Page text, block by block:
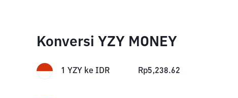
Konversi YZY MONEY
1 YZY ke IDR Rp5,238.62